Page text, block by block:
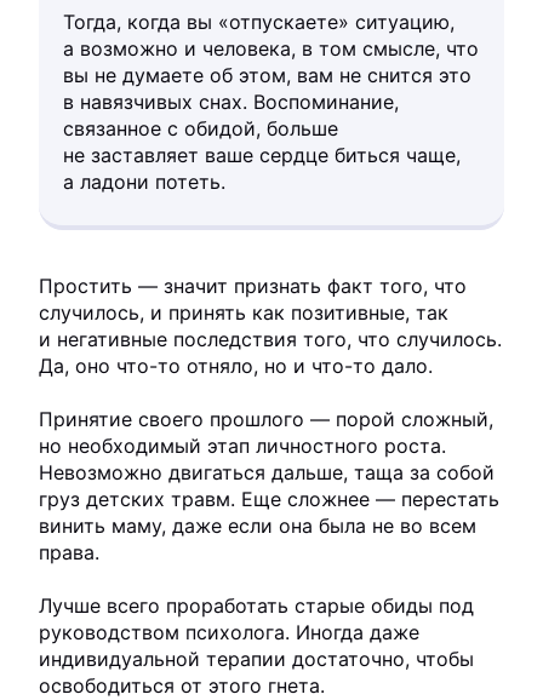
Тогда, когда вы «отпускаете» ситуацию,
а возможно и человека, в том смысле, что
вы не думаете об этом, вам не снится это
в навязчивых снах. Воспоминание,
связанное с обидой, больше
не заставляет ваше сердце биться чаще,
а ладони потеть.
Простить — значит признать факт того, что
случилось, и принять как позитивные, так
и негативные последствия того, что случилось.
Да, оно что-то отняло, но и что-то дало.
Принятие своего прошлого — порой сложный,
но необходимый этап личностного роста.
Невозможно двигаться дальше, таща за собой
груз детских травм. Еще сложнее — перестать
винить маму, даже если она была не во всем
права.
Лучше всего проработать старые обиды под
руководством психолога. Иногда даже
индивидуальной терапии достаточно, чтобы
освободиться от этого гнета.